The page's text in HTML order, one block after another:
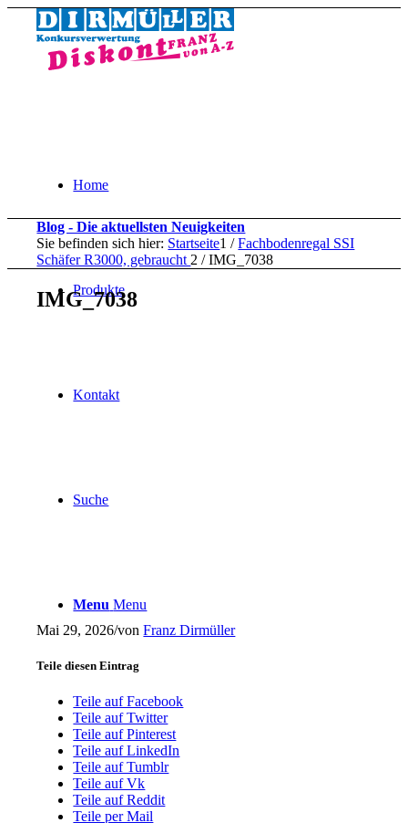
Home
Produkte
Kontakt
Suche
Menu Menu
Blog - Die aktuellsten Neuigkeiten
Sie befinden sich hier: Startseite1 / Fachbodenregal SSI
Schäfer R3000, gebraucht 2 / IMG_7038
IMG_7038
Mai 29, 2026/vonFranz Dirmüller
Teile diesen Eintrag
Teile auf Facebook
Teile auf Twitter
Teile auf Pinterest
Teile auf LinkedIn
Teile auf Tumblr
Teile auf Vk
Teile auf Reddit
Teile per Mail